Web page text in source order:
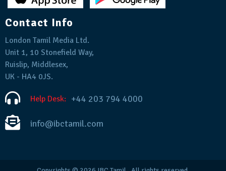
Contact Info
London Tamil Media Ltd.
Unit 1, 10 Stonefield Way,
Ruislip, Middlesex,
UK - HA4 0JS.
Help Desk: +44 203 794 4000
info@ibctamil.com